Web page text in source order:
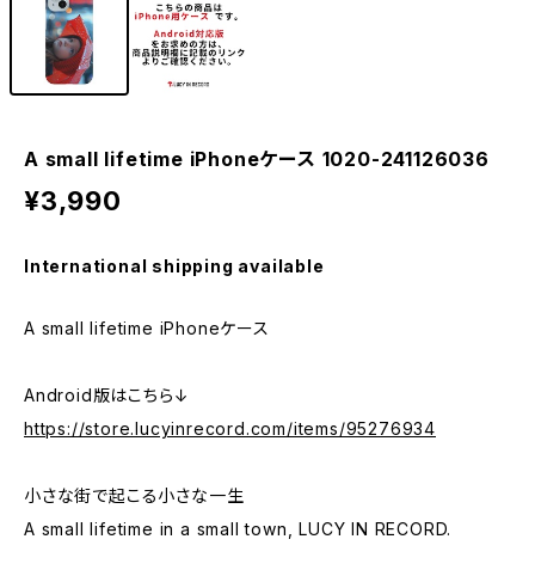
A small lifetime iPhoneケース 1020-241126036
¥3,990
International shipping available
A small lifetime iPhoneケース
Android版はこちら↓
https://store.lucyinrecord.com/items/95276934
小さな街で起こる小さな一生
A small lifetime in a small town, LUCY IN RECORD.